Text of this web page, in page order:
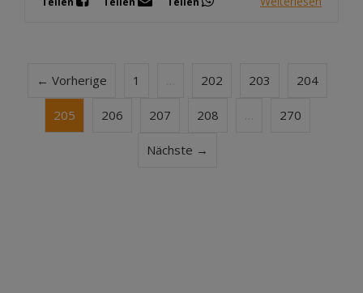
← Vorherige 1 202 203 204
205 206 207 208 270
Nächste →